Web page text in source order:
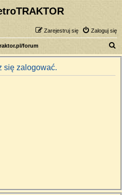
Zaloguj się
Zarejestruj się
forum
z
się zalogować.